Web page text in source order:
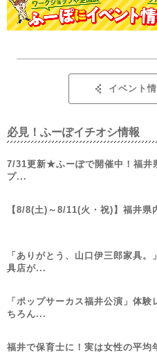
イベント
必見！ふーぽイチオシ情報
7/31更新★ふーぽで開催中！福井
プ...
【8/8(土)～8/11(火・祝)】福井県
「ありがとう、山口伊三郎家具。
具店が...
「ポップサーカス福井公演」体験
ちろん...
福井で保育士に！実は女性の平均